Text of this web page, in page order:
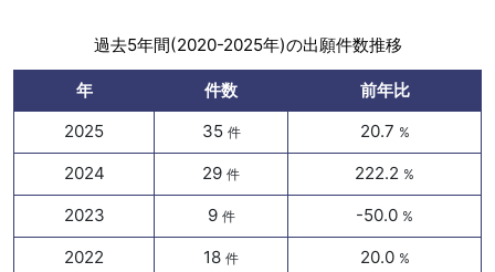
過去5年間(2020-2025年)の出願件数推移
年 件数
前年比
2025
35 件 20.7 %
2024 29 件 222.2 %
2023 9 件 -50.0 %
2022 18 件 20.0 %